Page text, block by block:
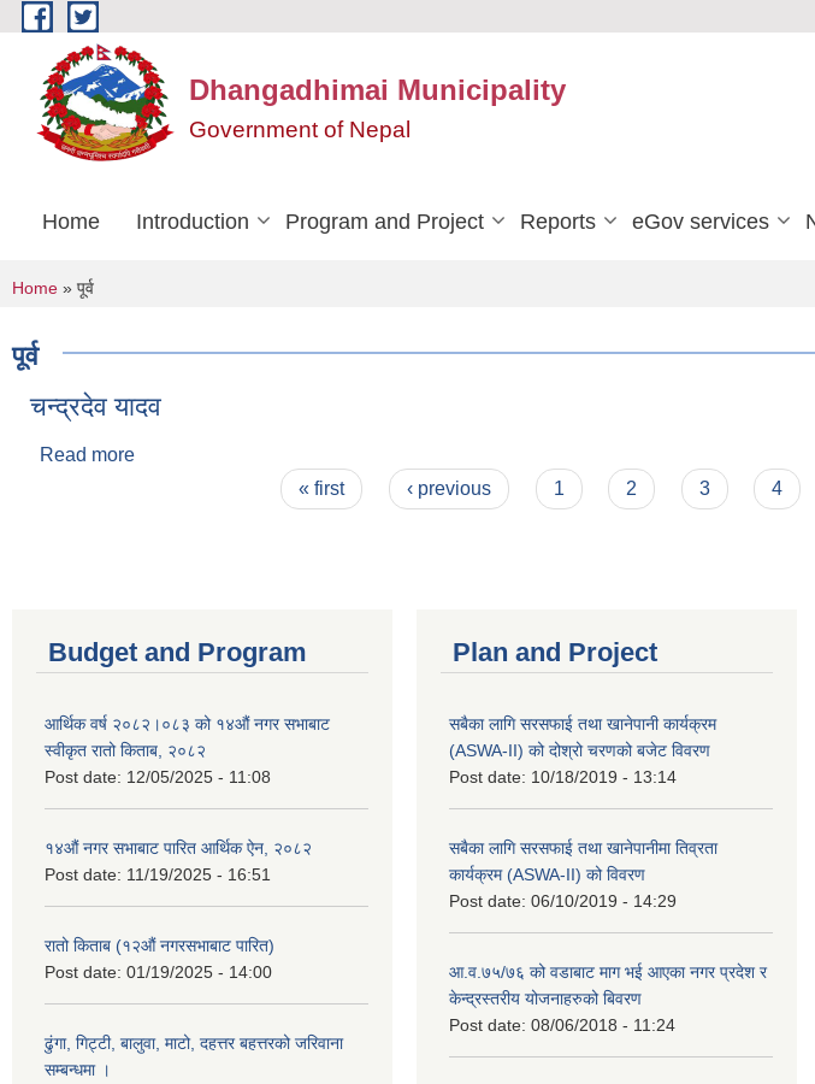
Skip to main content
Dhangadhimai Municipality
Government of Nepal
Home Introduction Program and Project Reports eGov services
You are here
Home » पूर्व
पूर्व
चन्द्रदेव यादव
Read more
« first ‹ previous 1 2 3 4
Budget and Program
आर्थिक वर्ष २०८२।०८३ को १४औं नगर सभाबाट
स्वीकृत रातो किताब, २०८२
Post date: 12/05/2025 - 11:08
१४औं नगर सभाबाट पारित आर्थिक ऐन, २०८२
Post date: 11/19/2025 - 16:51
रातो किताब (१२औं नगरसभाबाट पारित)
Post date: 01/19/2025 - 14:00
ढुंगा, गिट्टी, बालुवा, माटो, दहत्तर बहत्तरको जरिवाना
सम्बन्धमा ।
Plan and Project
सबैका लागि सरसफाई तथा खानेपानी कार्यक्रम
(ASWA-II) को दोश्रो चरणको बजेट विवरण
Post date: 10/18/2019 - 13:14
सबैका लागि सरसफाई तथा खानेपानीमा तिव्रता
कार्यक्रम (ASWA-II) को विवरण
Post date: 06/10/2019 - 14:29
आ.व.७५/७६ को वडाबाट माग भई आएका नगर प्रदेश र
केन्द्रस्तरीय योजनाहरुको बिवरण
Post date: 08/06/2018 - 11:24